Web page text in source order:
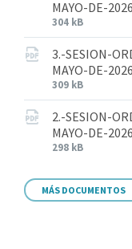
MAYO-DE-2026
304 kB
3.-SESION-
MAYO-DE-2026
309 kB
2.-SESION-
MAYO-DE-2026
298 kB
MÁS DOCUMENTOS